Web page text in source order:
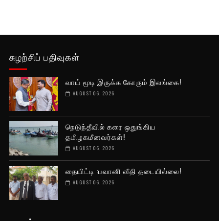
சுழற்சிப் பதிவுகள்
வாய் மூடி இருக்க கோரும் இலங்கை!
AUGUST 06, 2026
நெடுந்தீவில் கரை ஒதுங்கிய
தமிழகமீனவர்கள்!
AUGUST 06, 2026
தையிட்டி :பவானி வீதி தடையில்லை!
AUGUST 06, 2026